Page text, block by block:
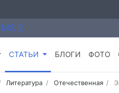
СТАТЬИ БЛОГИ ФОТО
Литература Отечественная